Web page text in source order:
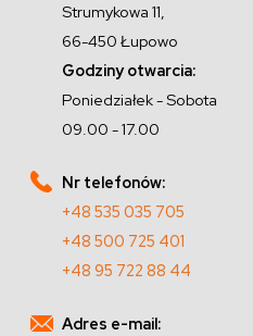
Strumykowa 11,
66-450 Łupowo
Godziny otwarcia:
Poniedziałek - Sobota
09.00 - 17.00
Nr telefonów:
+48 535 035 705
+48 500 725 401
+48 95 722 88 44
Adres e-mail: